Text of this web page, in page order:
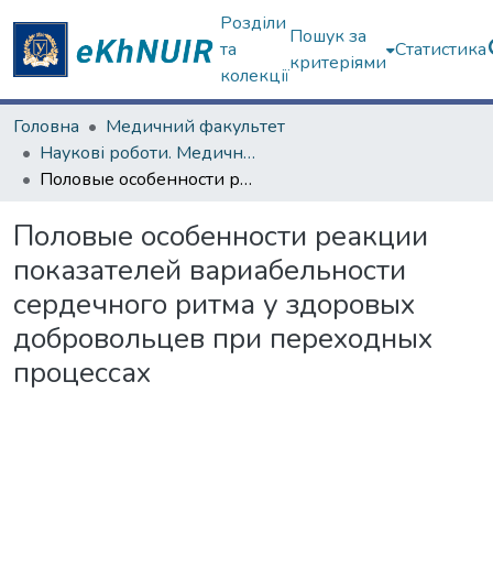
Розділи
та
колекції
Пошук за
критеріями
Статистика
Головна
Медичний факультет
Наукові роботи. Медичний факультет
Половые особенности реакции показателей вариабельности сердечного ритма у здоровых добровольцев при переходных процессах
Половые особенности реакции
показателей вариабельности
сердечного ритма у здоровых
добровольцев при переходных
процессах